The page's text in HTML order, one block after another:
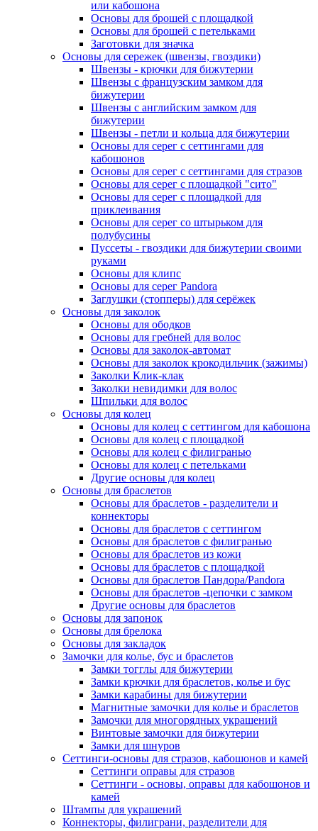
или кабошона
Основы для брошей с площадкой
Основы для брошей с петельками
Заготовки для значка
Основы для сережек (швензы, гвоздики)
Швензы - крючки для бижутерии
Швензы с французским замком для
бижутерии
Швензы с английским замком для
бижутерии
Швензы - петли и кольца для бижутерии
Основы для серег с сеттингами для
кабошонов
Основы для серег с сеттингами для стразов
Основы для серег с площадкой "сито"
Основы для серег с площадкой для
приклеивания
Основы для серег со штырьком для
полубусины
Пуссеты - гвоздики для бижутерии своими
руками
Основы для клипс
Основы для серег Pandora
Заглушки (стопперы) для серёжек
Основы для заколок
Основы для ободков
Основы для гребней для волос
Основы для заколок-автомат
Основы для заколок крокодильчик (зажимы)
Заколки Клик-клак
Заколки невидимки для волос
Шпильки для волос
Основы для колец
Основы для колец с сеттингом для кабошона
Основы для колец с площадкой
Основы для колец с филигранью
Основы для колец с петельками
Другие основы для колец
Основы для браслетов
Основы для браслетов - разделители и
коннекторы
Основы для браслетов с сеттингом
Основы для браслетов с филигранью
Основы для браслетов из кожи
Основы для браслетов с площадкой
Основы для браслетов Пандора/Pandora
Основы для браслетов -цепочки с замком
Другие основы для браслетов
Основы для запонок
Основы для брелока
Основы для закладок
Замочки для колье, бус и браслетов
Замки тогглы для бижутерии
Замки крючки для браслетов, колье и бус
Замки карабины для бижутерии
Магнитные замочки для колье и браслетов
Замочки для многорядных украшений
Винтовые замочки для бижутерии
Замки для шнуров
Сеттинги-основы для стразов, кабошонов и камей
Сеттинги оправы для стразов
Сеттинги - основы, оправы для кабошонов и
камей
Штампы для украшений
Коннекторы, филиграни, разделители для